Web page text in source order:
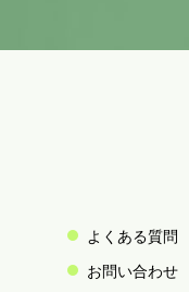
よくある質問
お問い合わせ